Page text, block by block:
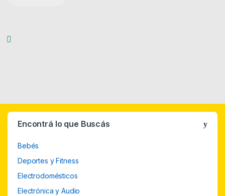
Encontrá lo que Buscás
Bebés
Deportes y Fitness
Electrodomésticos
Electrónica y Audio